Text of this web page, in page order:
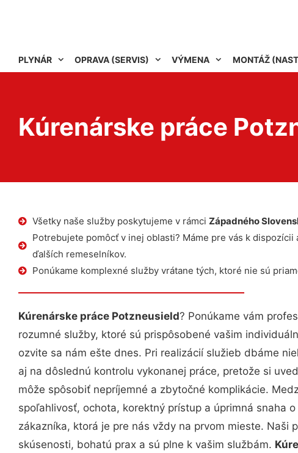
PLYNÁR OPRAVA (SERVIS) VÝMENA MONTÁŽ
Kúrenárske práce
Všetky naše služby poskytujeme v rámci Západného
Potrebujete pomôcť v inej oblasti? Máme pre vás k
ďalších remeselníkov.
Ponúkame komplexné služby vrátane tých, ktoré nie sú
Kúrenárske práce Potzneusield? Ponúkame vám
rozumné služby, ktoré sú prispôsobené vašim
ozvite sa nám ešte dnes. Pri realizácií služieb dbáme
aj na dôslednú kontrolu vykonanej práce, pretože si
môže spôsobiť nepríjemné a zbytočné komplikácie.
spoľahlivosť, ochota, korektný prístup a úprimná snaha
zákazníka, ktorá je pre nás vždy na prvom mieste. Naši
skúsenosti, bohatú prax a sú plne k vašim službám.